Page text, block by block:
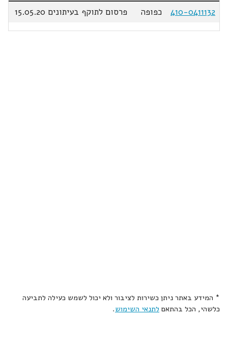
410-0411132
כפופה פרסום לתוקף בעיתונים 15.05.20
* המידע באתר ניתן כשירות לציבור ולא יכול לשמש כעילה לתביעה
כלשהי, הכל בהתאם לתנאי השימוש.